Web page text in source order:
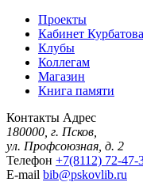
Проекты
Кабинет Курбатова
Клубы
Коллегам
Магазин
Книга памяти
Контакты Адрес
180000, г. Псков,
ул. Профсоюзная, д. 2
Телефон +7(8112) 72-47-
E-mail bib@pskovlib.ru